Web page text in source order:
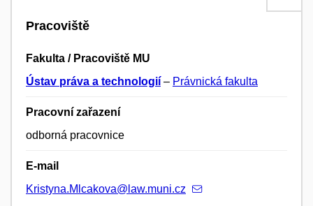
Pracoviště
Fakulta / Pracoviště MU
Ústav práva a technologií – Právnická fakulta
Pracovní zařazení
odborná pracovnice
E-mail
Kristyna.Mlcakova@law.muni.cz